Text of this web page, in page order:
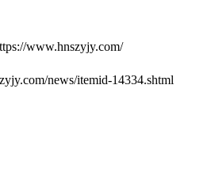
www.hnszyjy.com/
news/itemid-14334.shtml